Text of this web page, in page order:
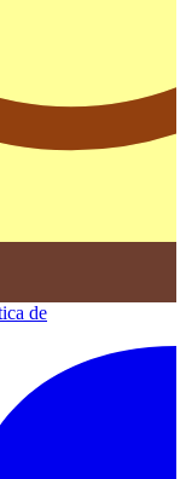
de